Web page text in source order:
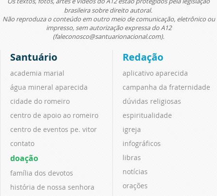
brasileira sobre direito autoral.
Não reproduza o conteúdo em outro meio de comunicação, eletrônico ou
impresso, sem autorização expressa do A12
(faleconosco@santuarionacional.com).
Santuário
academia marial
água mineral aparecida
cidade do romeiro
centro de apoio ao romeiro
centro de eventos pe. vitor
contato
doação
família dos devotos
história de nossa senhora
Redação
aplicativo aparecida
campanha da fraternidade
dúvidas religiosas
espiritualidade
igreja
infográficos
libras
notícias
orações